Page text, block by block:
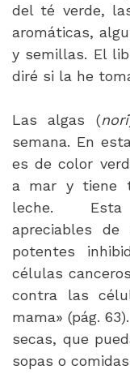
del té verde,
aromáticas,
y semillas. El
diré si la he
Las algas (nori
semana. En
es de color
a mar y tiene
leche. Esta
apreciables
potentes
células
contra las
mama» (pág.
secas, que
sopas o